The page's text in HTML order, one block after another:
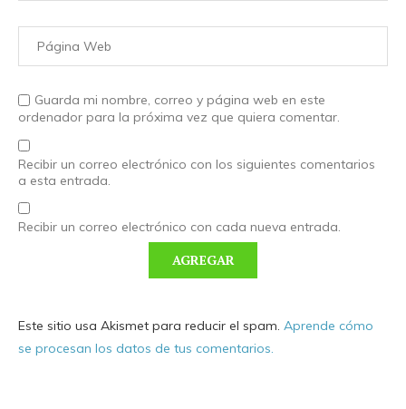
Guarda mi nombre, correo y página web en este
ordenador para la próxima vez que quiera comentar.
Recibir un correo electrónico con los siguientes comentarios
a esta entrada.
Recibir un correo electrónico con cada nueva entrada.
Este sitio usa Akismet para reducir el spam. Aprende cómo
se procesan los datos de tus comentarios.